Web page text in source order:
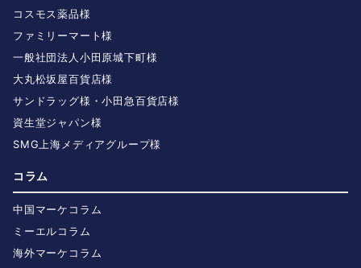
コスモス薬品様
ファミリーマート様
一般社団法人小田原城下町様
大丸松坂屋百貨店様
サンドラッグ様・小田急百貨店様
資生堂ジャパン様
SMG上海メディアグループ様
コラム
中国マーケコラム
ミーエルコラム
海外マーケコラム